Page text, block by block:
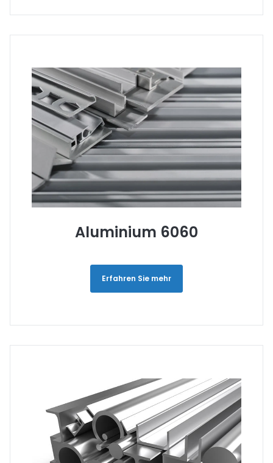
Aluminium 6060
Erfahren Sie mehr